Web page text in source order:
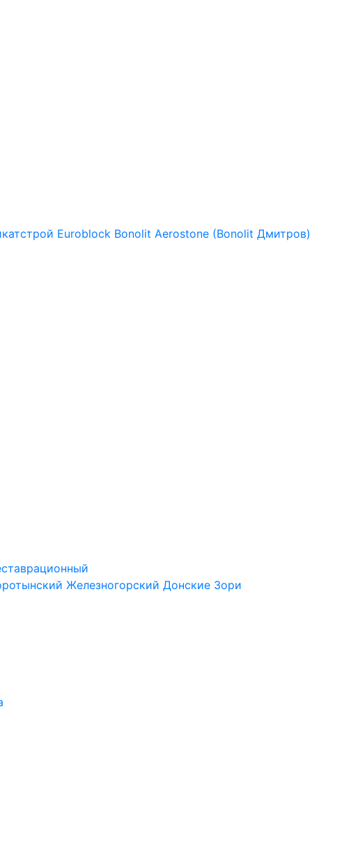
Euroblock Bonolit Aerostone (Bonolit Дмитров)
Железногорский Донские Зори